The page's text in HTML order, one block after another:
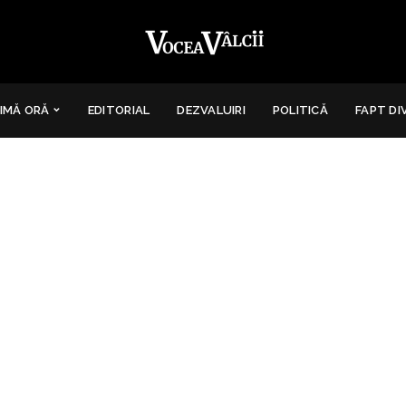
ORĂ EDITORIAL DEZVALUIRI POLITICĂ FAPT